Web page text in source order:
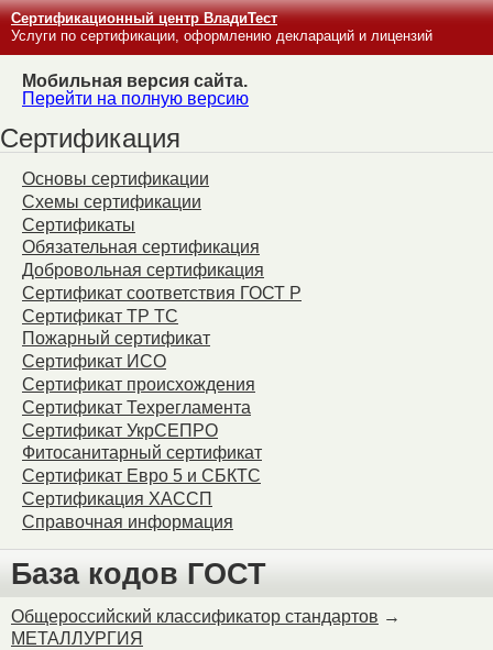
Сертификационный центр ВладиТест
Услуги по сертификации, оформлению деклараций и лицензий
Мобильная версия сайта.
Перейти на полную версию
Сертификация
Основы сертификации
Схемы сертификации
Сертификаты
Обязательная сертификация
Добровольная сертификация
Сертификат соответствия ГОСТ Р
Сертификат ТР ТС
Пожарный сертификат
Сертификат ИСО
Сертификат происхождения
Сертификат Техрегламента
Сертификат УкрСЕПРО
Фитосанитарный сертификат
Сертификат Евро 5 и СБКТС
Сертификация ХАССП
Справочная информация
База кодов ГОСТ
Общероссийский классификатор стандартов →
МЕТАЛЛУРГИЯ